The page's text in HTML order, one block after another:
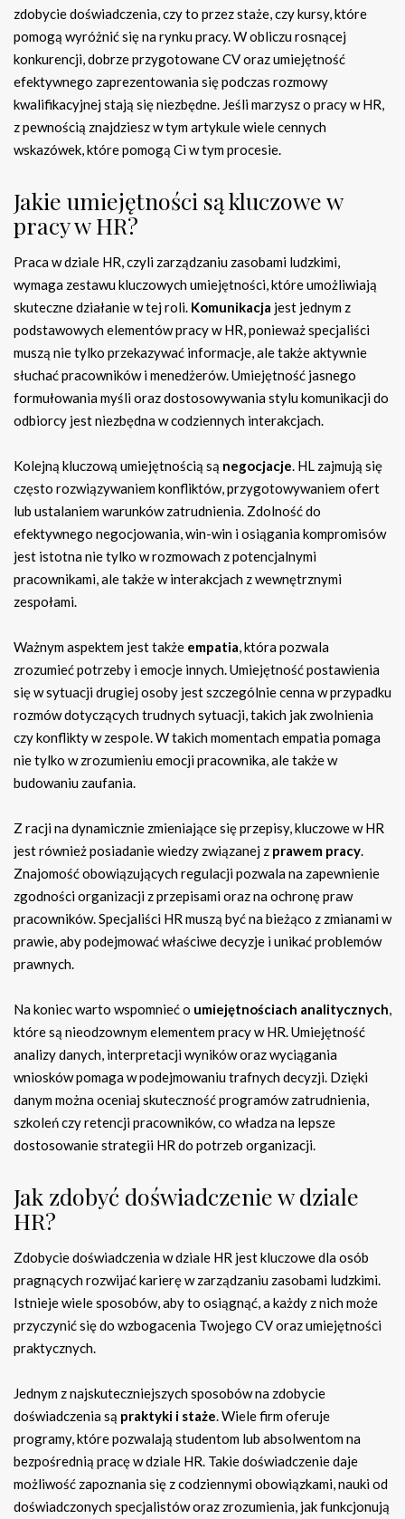
zdobycie doświadczenia, czy to przez staże, czy kursy, które
pomogą wyróżnić się na rynku pracy. W obliczu rosnącej
konkurencji, dobrze przygotowane CV oraz umiejętność
efektywnego zaprezentowania się podczas rozmowy
kwalifikacyjnej stają się niezbędne. Jeśli marzysz o pracy w HR,
z pewnością znajdziesz w tym artykule wiele cennych
wskazówek, które pomogą Ci w tym procesie.
Jakie umiejętności są kluczowe w
pracy w HR?
Praca w dziale HR, czyli zarządzaniu zasobami ludzkimi,
wymaga zestawu kluczowych umiejętności, które umożliwiają
skuteczne działanie w tej roli. Komunikacja jest jednym z
podstawowych elementów pracy w HR, ponieważ specjaliści
muszą nie tylko przekazywać informacje, ale także aktywnie
słuchać pracowników i menedżerów. Umiejętność jasnego
formułowania myśli oraz dostosowywania stylu komunikacji do
odbiorcy jest niezbędna w codziennych interakcjach.
Kolejną kluczową umiejętnością są negocjacje. HL zajmują się
często rozwiązywaniem konfliktów, przygotowywaniem ofert
lub ustalaniem warunków zatrudnienia. Zdolność do
efektywnego negocjowania, win-win i osiągania kompromisów
jest istotna nie tylko w rozmowach z potencjalnymi
pracownikami, ale także w interakcjach z wewnętrznymi
zespołami.
Ważnym aspektem jest także empatia, która pozwala
zrozumieć potrzeby i emocje innych. Umiejętność postawienia
się w sytuacji drugiej osoby jest szczególnie cenna w przypadku
rozmów dotyczących trudnych sytuacji, takich jak zwolnienia
czy konflikty w zespole. W takich momentach empatia pomaga
nie tylko w zrozumieniu emocji pracownika, ale także w
budowaniu zaufania.
Z racji na dynamicznie zmieniające się przepisy, kluczowe w HR
jest również posiadanie wiedzy związanej z prawem pracy.
Znajomość obowiązujących regulacji pozwala na zapewnienie
zgodności organizacji z przepisami oraz na ochronę praw
pracowników. Specjaliści HR muszą być na bieżąco z zmianami w
prawie, aby podejmować właściwe decyzje i unikać problemów
prawnych.
Na koniec warto wspomnieć o umiejętnościach analitycznych,
które są nieodzownym elementem pracy w HR. Umiejętność
analizy danych, interpretacji wyników oraz wyciągania
wniosków pomaga w podejmowaniu trafnych decyzji. Dzięki
danym można oceniaj skuteczność programów zatrudnienia,
szkoleń czy retencji pracowników, co władza na lepsze
dostosowanie strategii HR do potrzeb organizacji.
Jak zdobyć doświadczenie w dziale
HR?
Zdobycie doświadczenia w dziale HR jest kluczowe dla osób
pragnących rozwijać karierę w zarządzaniu zasobami ludzkimi.
Istnieje wiele sposobów, aby to osiągnąć, a każdy z nich może
przyczynić się do wzbogacenia Twojego CV oraz umiejętności
praktycznych.
Jednym z najskuteczniejszych sposobów na zdobycie
doświadczenia są praktyki i staże. Wiele firm oferuje
programy, które pozwalają studentom lub absolwentom na
bezpośrednią pracę w dziale HR. Takie doświadczenie daje
możliwość zapoznania się z codziennymi obowiązkami, nauki od
doświadczonych specjalistów oraz zrozumienia, jak funkcjonują